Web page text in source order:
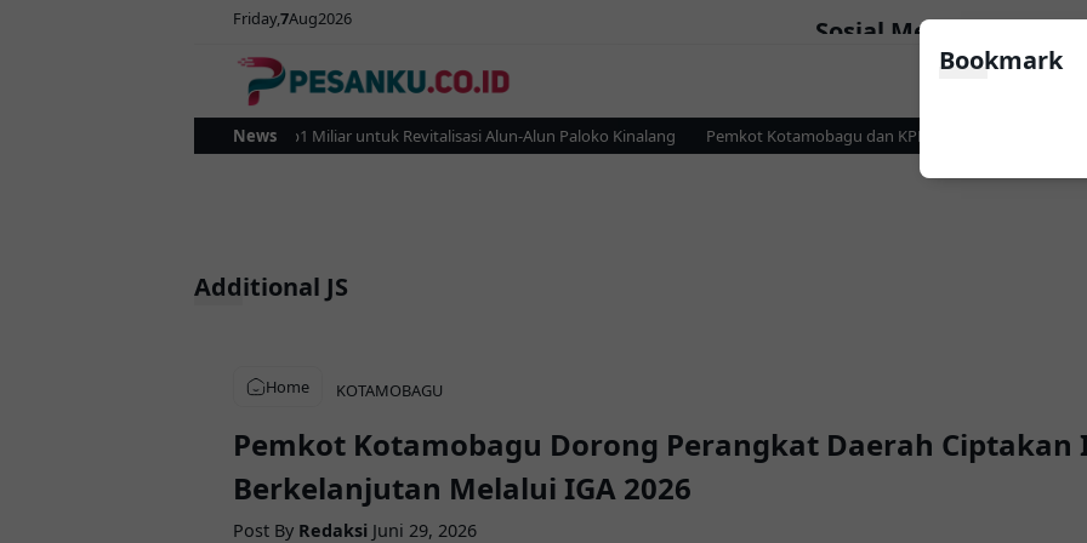
Friday7Aug2026 Sosial Media
News
Pemkot Kotamobagu Gelontorkan Rp1 Miliar untuk Revitalisasi Alun-Alun Paloko Kinalang Pemkot Kotamobagu dan KPP Pratama Perkuat
Home KOTAMOBAGU
Pemkot Kotamobagu Dorong Perangkat Daerah Ciptakan
Berkelanjutan Melalui IGA 2026
Post By Redaksi Juni 29, 2026
Bookmark
Additional JS